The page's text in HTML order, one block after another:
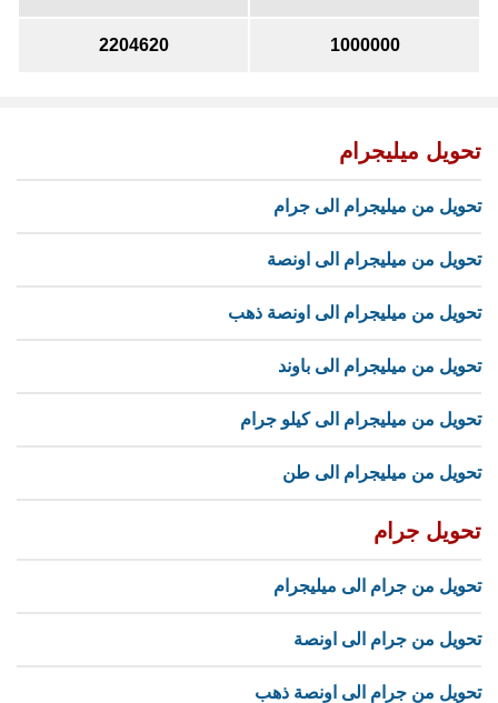
1000000
2204620
تحويل ميليجرام
تحويل من ميليجرام الى جرام
تحويل من ميليجرام الى اونصة
تحويل من ميليجرام الى اونصة ذهب
تحويل من ميليجرام الى باوند
تحويل من ميليجرام الى كيلو جرام
تحويل من ميليجرام الى طن
تحويل جرام
تحويل من جرام الى ميليجرام
تحويل من جرام الى اونصة
تحويل من جرام الى اونصة ذهب